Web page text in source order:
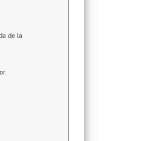
de la